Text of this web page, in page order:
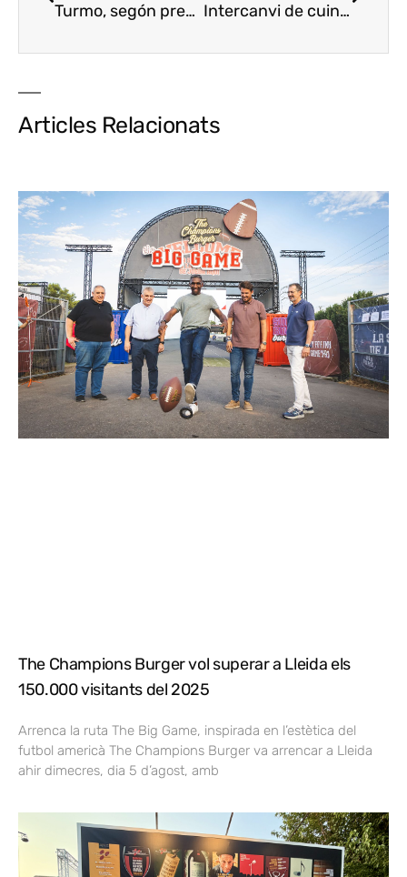
Turmo, segón premi del concurs Del Mar als Fogons de Cambrils Intercanvi de cuiners a Saragossa i Terol
Articles Relacionats
The Champions Burger vol superar a Lleida els
150.000 visitants del 2025
Arrenca la ruta The Big Game, inspirada en l’estètica del
futbol americà The Champions Burger va arrencar a Lleida
ahir dimecres, dia 5 d’agost, amb